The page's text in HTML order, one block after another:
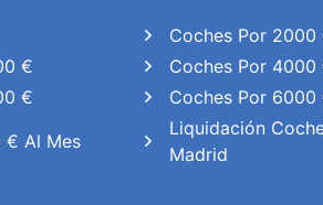
Coches Por 2000
€
Coches Por 4000
€
Coches Por 6000
€ Al Mes
Liquidación
Madrid